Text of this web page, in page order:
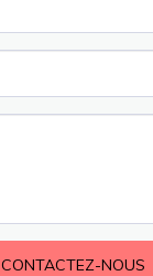
CONTACTEZ-NOUS